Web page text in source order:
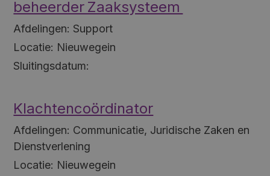
beheerder Zaaksysteem
Afdelingen: Support
Locatie: Nieuwegein
Sluitingsdatum:
Klachtencoördinator
Afdelingen: Communicatie, Juridische Zaken en
Dienstverlening
Locatie: Nieuwegein